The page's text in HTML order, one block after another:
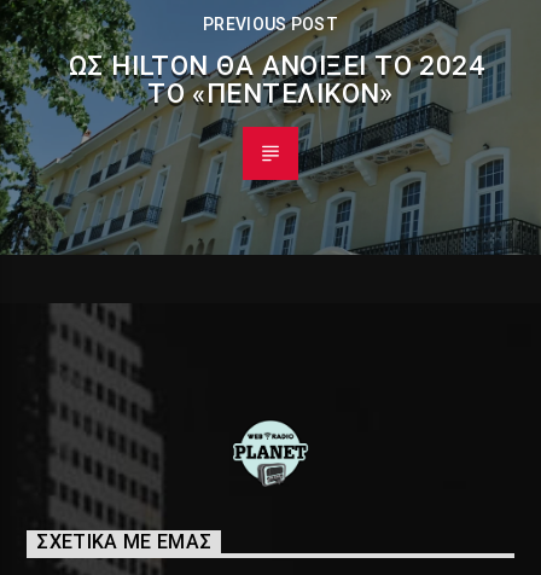
PREVIOUS POST
ΩΣ HILTON ΘΑ ΑΝΟΊΞΕΙ ΤΟ 2024
ΤΟ «ΠΕΝΤΕΛΙΚΌΝ»
ΣΧΕΤΙΚΑ ΜΕ ΕΜΑΣ